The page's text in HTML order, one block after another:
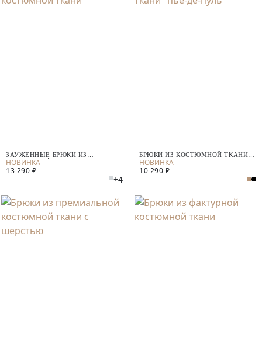
ЗАУЖЕННЫЕ БРЮКИ ИЗ
КОСТЮМНОЙ ТКАНИ
13 290 ₽
+4
БРЮКИ ИЗ КОСТЮМНОЙ ТКАНИ
"ПЬЕ-ДЕ-ПУЛЬ"
10 290 ₽